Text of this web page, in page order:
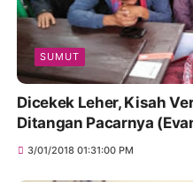
SUMUT
Dicekek Leher, Kisah
Ditangan Pacarnya
3/01/2018 01:31:00 PM